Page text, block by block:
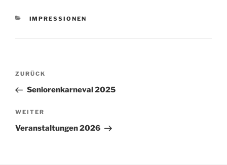
KATEGORIEN
IMPRESSIONEN
Beitragsnavigation
Vorheriger
Beitrag
ZURÜCK
Seniorenkarneval 2025
Nächster
Beitrag
WEITER
Veranstaltungen 2026